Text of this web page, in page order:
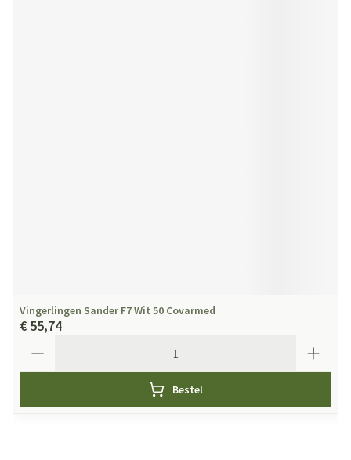
Vingerlingen Sander F7 Wit 50 Covarmed
€ 55,74
Bestel